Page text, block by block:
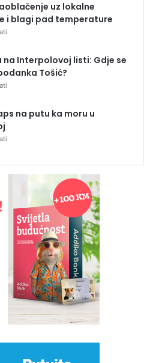
uz lokalne
i blagi pad temperature
na Interpolovoj listi: Gdje se
Tošić?
na putu ka moru u